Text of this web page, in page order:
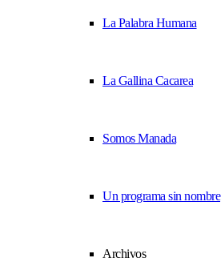
La Palabra Humana
La Gallina Cacarea
Somos Manada
Un programa sin nombre
Archivos